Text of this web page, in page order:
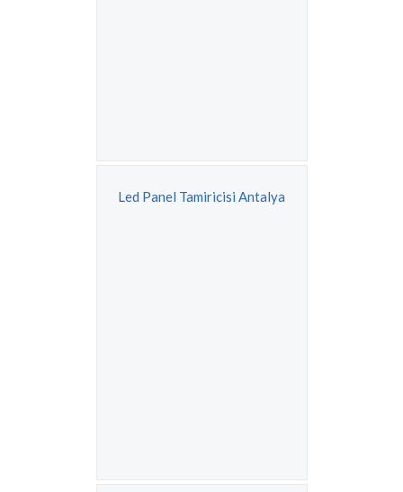
Led Panel Tamiricisi Antalya